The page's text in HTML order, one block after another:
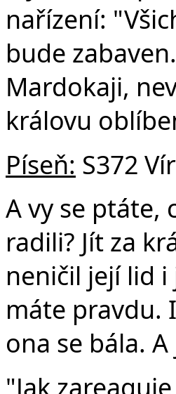
nařízení:
bude
Mardokaji,
královu
Píseň: S372
A vy se ptáte,
radili? Jít za
neničil její lid i
máte pravdu.
ona se bála.
"Jak